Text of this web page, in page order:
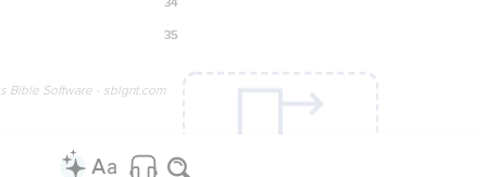
35
Bible Software - sblgnt.com